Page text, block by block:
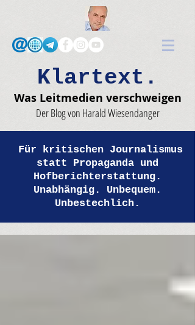
Klartext.
Was Leitmedien verschweigen
Der Blog von Harald Wiesendanger
Für kritischen Journalismus
statt Propaganda und
Hofberichterstattung.
Unabhängig. Unbequem.
Unbestechlich.